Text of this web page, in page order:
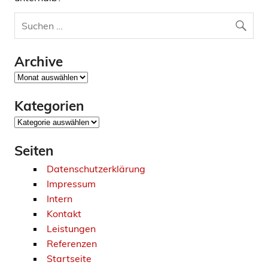
Archive
Archive
Kategorien
Kategorien
Seiten
Datenschutzerklärung
Impressum
Intern
Kontakt
Leistungen
Referenzen
Startseite